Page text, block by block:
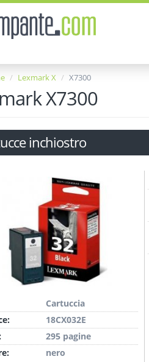
Lexmark X X7300
X7300
inchiostro
Cartuccia
18CX032E
295 pagine
nero